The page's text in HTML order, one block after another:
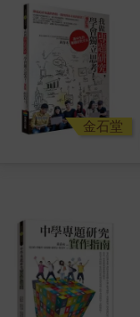
金石堂